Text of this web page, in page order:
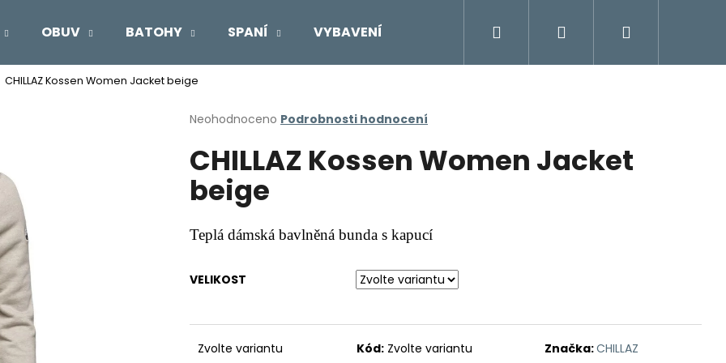
OBUV BATOHY SPANÍ VYBAVENÍ Moje objednávka
Přihlášení
CHILLAZ Kossen Women Jacket beige
Průměrné
produktu
je
0,0
hvězdiček.
Neohodnoceno Podrobnosti hodnocení
CHILLAZ Kossen Women Jacket
beige
Teplá dámská bavlněná bunda s kapucí
VELIKOST
Zvolte variantu Kód: Zvolte variantu Značka:CHILLAZ
Co potřebujete najít?
HLEDAT